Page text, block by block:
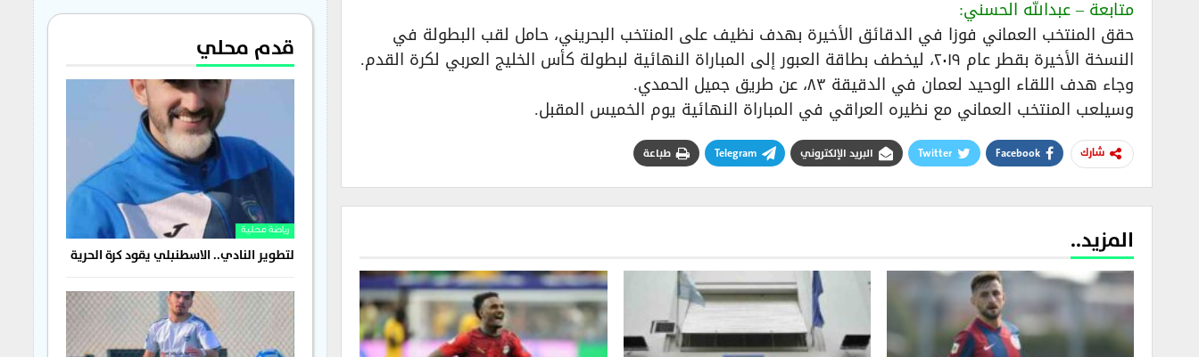
متابعة – عبدالله الحسني:
حقق المنتخب العماني فوزا في الدقائق الأخيرة بهدف نظيف على المنتخب البحريني، حامل لقب البطولة في
النسخة الأخيرة بقطر عام ٢٠١٩، ليخطف بطاقة العبور إلى المباراة النهائية لبطولة كأس الخليج العربي لكرة القدم.
وجاء هدف اللقاء الوحيد لعمان في الدقيقة ٨٣، عن طريق جميل الحمدي.
وسيلعب المنتخب العماني مع نظيره العراقي في المباراة النهائية يوم الخميس المقبل.
شارك Facebook
Twitter البريد الإلكتروني Telegram طباعة
المزيد..
قدم محلي
رياضة محلية
لتطوير النادي.. الاسطنبلي يقود كرة الحرية